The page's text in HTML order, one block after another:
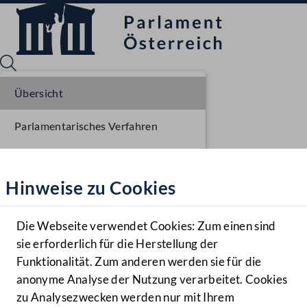
Hilfe
Benutzer
Navigationsmenü öffnen
MENÜ
Hinweise zu Cookies
Die Webseite verwendet Cookies: Zum einen sind
sie erforderlich für die Herstellung der
Funktionalität. Zum anderen werden sie für die
anonyme Analyse der Nutzung verarbeitet. Cookies
zu Analysezwecken werden nur mit Ihrem
Übersicht
Parlamentarisches Verfahren
Ausschussberatungen NR
Plenarberatungen NR